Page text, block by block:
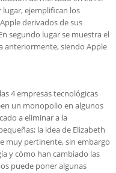
lugar, ejemplifican los
derivados de sus
segundo lugar se muestra el
anteriormente, siendo Apple
4 empresas tecnológicas
un monopolio en algunos
a eliminar a la
la idea de Elizabeth
muy pertinente, sin embargo
y cómo han cambiado las
puede poner algunas